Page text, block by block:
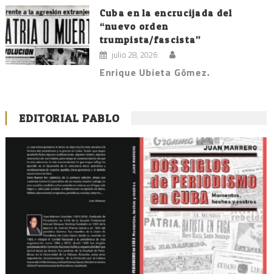
Cuba en la encrucijada del
“nuevo orden
trumpista/fascista”
julio 28, 2026
Enrique Ubieta Gómez.
EDITORIAL PABLO